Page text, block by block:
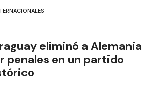
eliminó a Alemania
penales en un partido